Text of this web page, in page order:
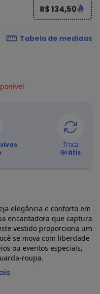
R$ 134,50
Tabela de medidas
Troca
Grátis
elegância e conforto em
encantadora que captura
vestido proporciona um
se mova com liberdade
ou eventos especiais,
roupa.
em Viscose Stretch